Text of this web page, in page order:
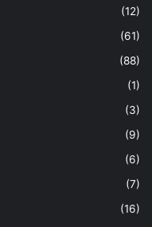
(12)
(61)
(88)
(1)
(3)
(9)
(6)
(7)
(16)